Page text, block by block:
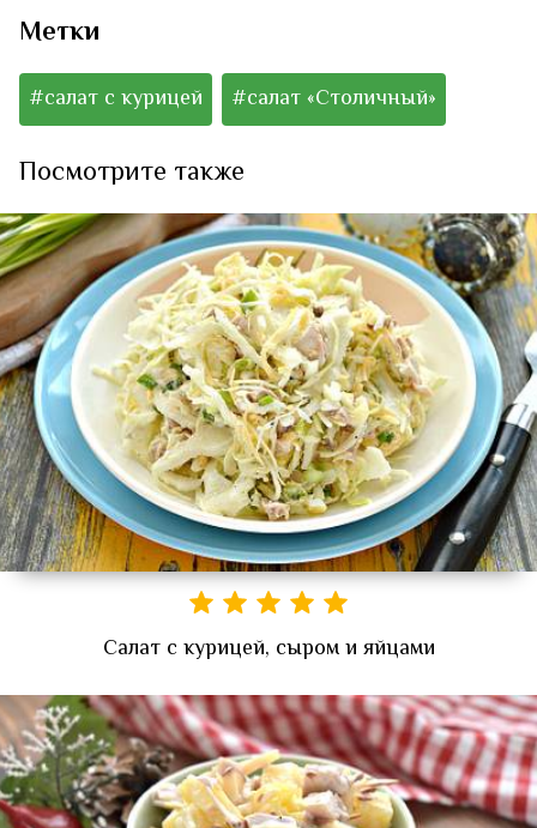
Метки
#салат с курицей #салат «Столичный»
Посмотрите также
Салат с курицей, сыром и яйцами